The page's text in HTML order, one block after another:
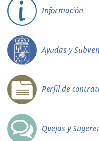
Información
Ayudas y
Perfil de
Quejas y